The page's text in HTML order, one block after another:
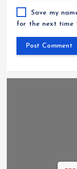
Save my
for the next time